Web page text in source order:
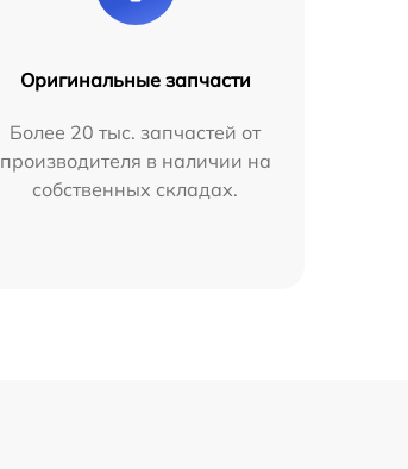
Оригинальные запчасти
Более 20 тыс. запчастей от
производителя в наличии на
собственных складах.